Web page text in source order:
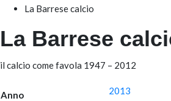
La Barrese calcio
La Barrese
il calcio come favola 1947 – 2012
Anno 2013